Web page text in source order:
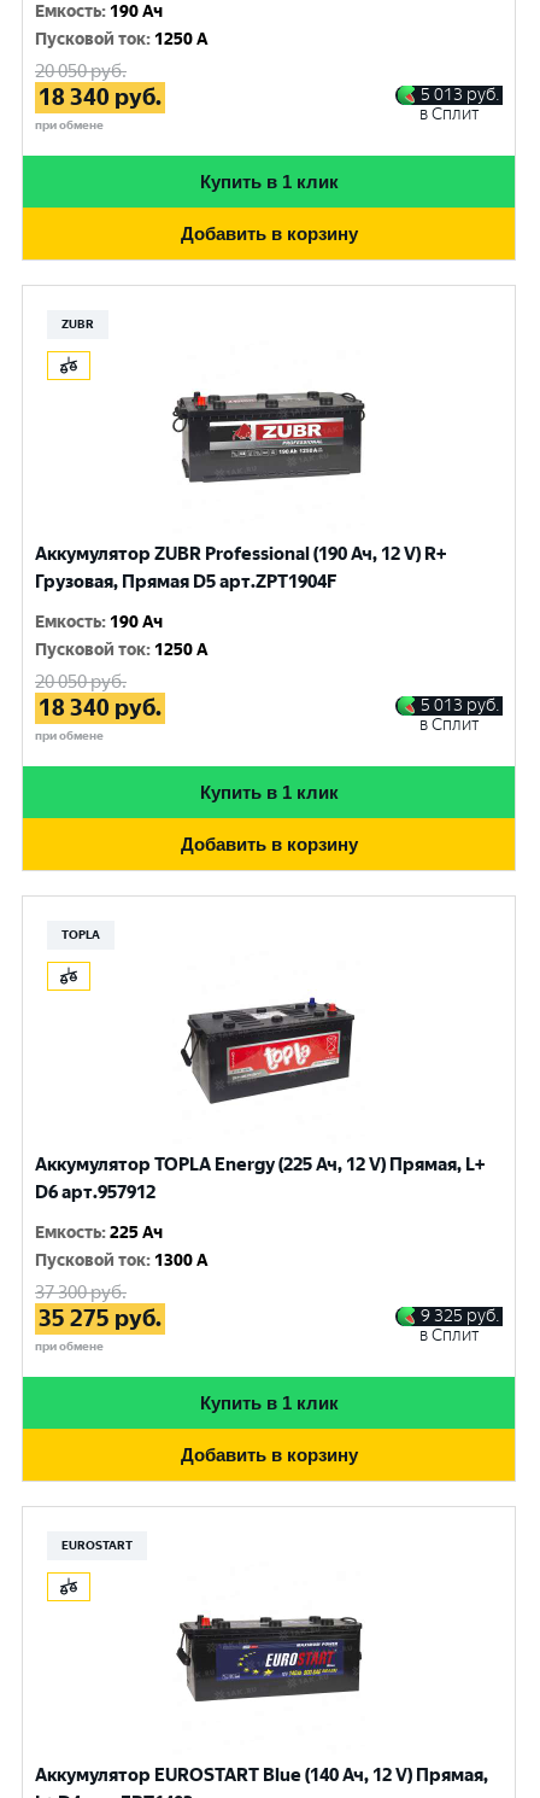
Емкость: 190 Ач
Пусковой ток: 1250 A
20 050руб.
18 340 руб.
при обмене
5 013 руб.
в Сплит
Купить в 1 клик
Добавить в корзину
ZUBR
Аккумулятор ZUBR Professional (190 Ач, 12 V) R+
Грузовая, Прямая D5 арт.ZPT1904F
Емкость: 190 Ач
Пусковой ток: 1250 A
20 050руб.
18 340 руб.
при обмене
5 013 руб.
в Сплит
Купить в 1 клик
Добавить в корзину
TOPLA
Аккумулятор TOPLA Energy (225 Ач, 12 V) Прямая, L+
D6 арт.957912
Емкость:225 Ач
Пусковой ток: 1300 A
37 300руб.
35 275 руб.
при обмене
9 325 руб.
в Сплит
Купить в 1 клик
Добавить в корзину
EUROSTART
Аккумулятор EUROSTART Blue (140 Ач, 12 V) Прямая,